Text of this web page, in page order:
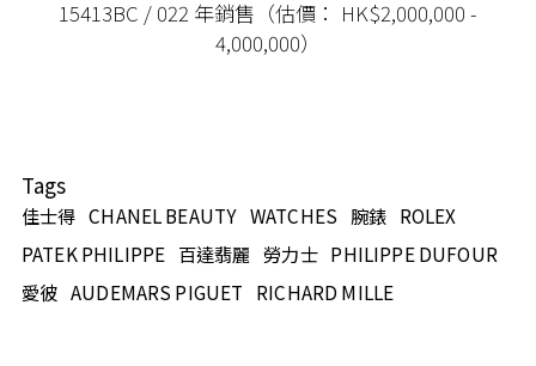
15413BC / 022 年銷售（估價： HK$2,000,000 -
4,000,000）
Tags
佳士得 CHANEL BEAUTY WATCHES 腕錶 ROLEX
PATEK PHILIPPE 百達翡麗 勞力士 PHILIPPE DUFOUR
愛彼 AUDEMARS PIGUET RICHARD MILLE